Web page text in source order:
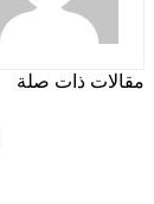
مقالات ذات صلة